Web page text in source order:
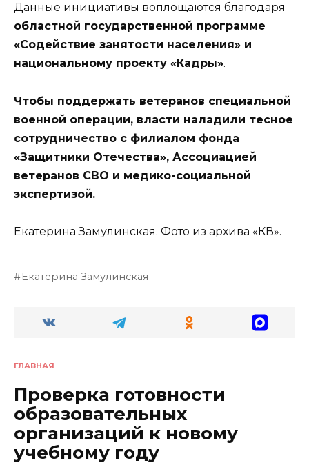
Данные инициативы воплощаются благодаря
областной государственной программе
«Содействие занятости населения» и
национальному проекту «Кадры».
Чтобы поддержать ветеранов специальной
военной операции, власти наладили тесное
сотрудничество с филиалом фонда
«Защитники Отечества», Ассоциацией
ветеранов СВО и медико-социальной
экспертизой.
Екатерина Замулинская. Фото из архива «КВ».
Екатерина Замулинская
ГЛАВНАЯ
Проверка готовности
образовательных
организаций к новому
учебному году